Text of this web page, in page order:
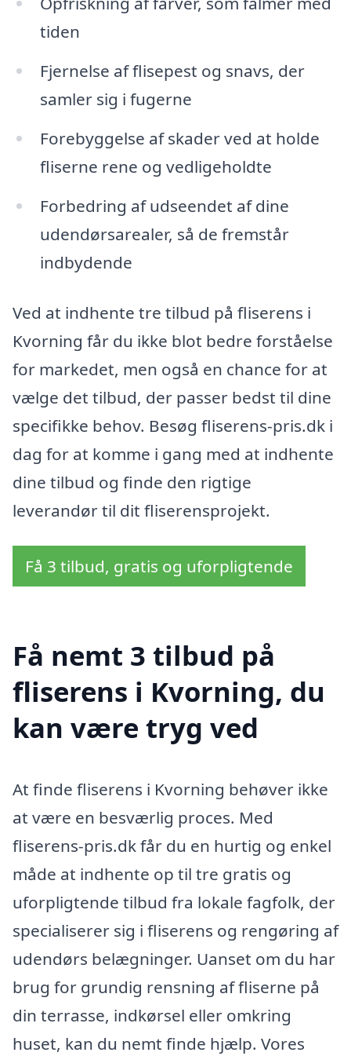
tiden
Fjernelse af flisepest og snavs, der
samler sig i fugerne
Forebyggelse af skader ved at holde
fliserne rene og vedligeholdte
Forbedring af udseendet af dine
udendørsarealer, så de fremstår
indbydende
Ved at indhente tre tilbud på fliserens i
Kvorning får du ikke blot bedre forståelse
for markedet, men også en chance for at
vælge det tilbud, der passer bedst til dine
specifikke behov. Besøg fliserens-pris.dk i
dag for at komme i gang med at indhente
dine tilbud og finde den rigtige
leverandør til dit fliserensprojekt.
Få 3 tilbud, gratis og uforpligtende
Få nemt 3 tilbud på
fliserens i Kvorning, du
kan være tryg ved
At finde fliserens i Kvorning behøver ikke
at være en besværlig proces. Med
fliserens-pris.dk får du en hurtig og enkel
måde at indhente op til tre gratis og
uforpligtende tilbud fra lokale fagfolk, der
specialiserer sig i fliserens og rengøring af
udendørs belægninger. Uanset om du har
brug for grundig rensning af fliserne på
din terrasse, indkørsel eller omkring
huset, kan du nemt finde hjælp. Vores